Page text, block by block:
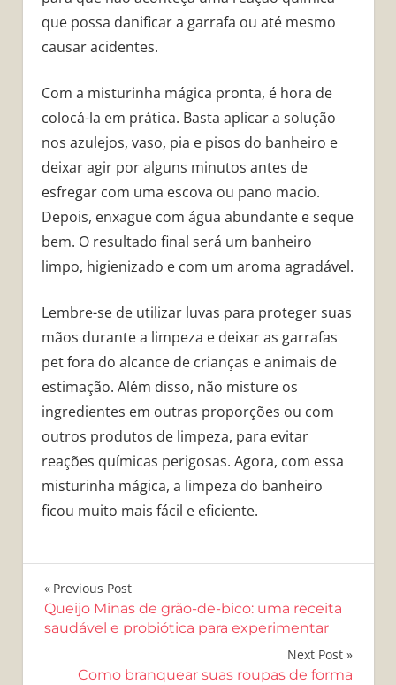
que possa danificar a garrafa ou até mesmo
causar acidentes.
Com a misturinha mágica pronta, é hora de
colocá-la em prática. Basta aplicar a solução
nos azulejos, vaso, pia e pisos do banheiro e
deixar agir por alguns minutos antes de
esfregar com uma escova ou pano macio.
Depois, enxague com água abundante e seque
bem. O resultado final será um banheiro
limpo, higienizado e com um aroma agradável.
Lembre-se de utilizar luvas para proteger suas
mãos durante a limpeza e deixar as garrafas
pet fora do alcance de crianças e animais de
estimação. Além disso, não misture os
ingredientes em outras proporções ou com
outros produtos de limpeza, para evitar
reações químicas perigosas. Agora, com essa
misturinha mágica, a limpeza do banheiro
ficou muito mais fácil e eficiente.
Navegação
de
Post
Previous Post
Queijo Minas de grão-de-bico: uma receita
saudável e probiótica para experimentar
Next Post
Como branquear suas roupas de forma